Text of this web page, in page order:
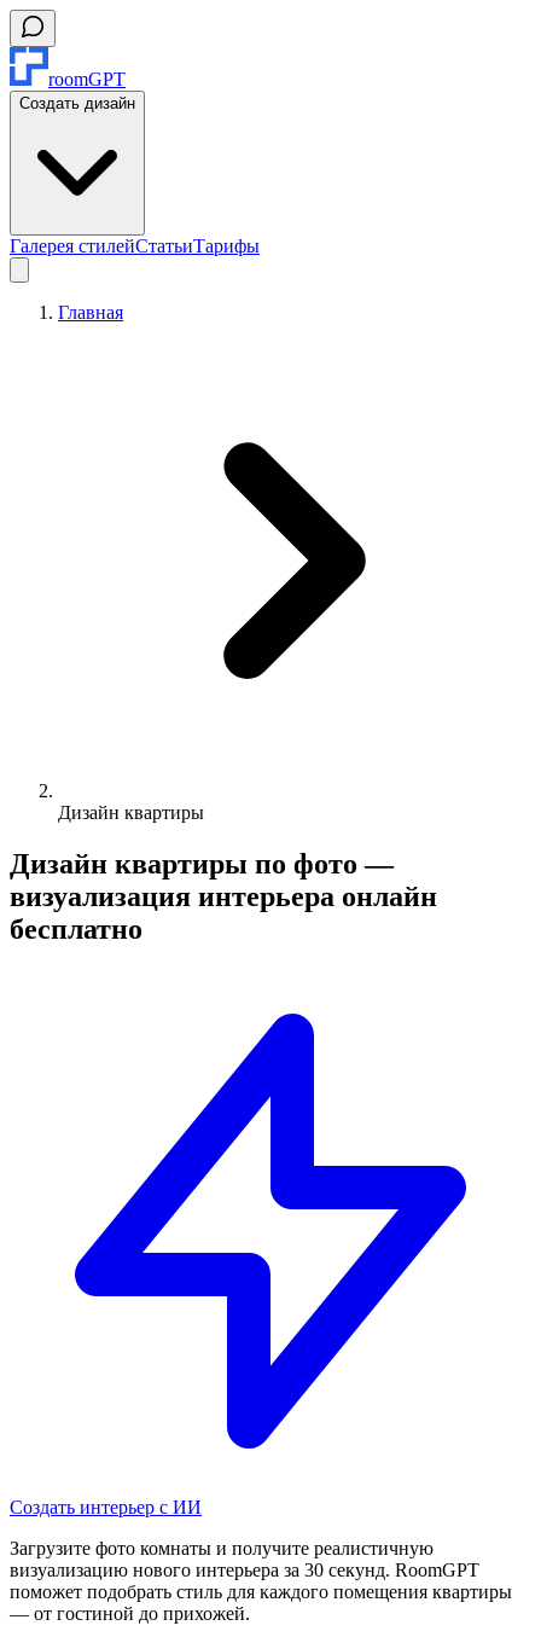
roomGPT
Создать дизайн
Галерея стилейСтатьиТарифы
Главная
Дизайн квартиры
Дизайн квартиры по фото —
визуализация интерьера онлайн
бесплатно
Создать интерьер с ИИ
Загрузите фото комнаты и получите реалистичную
визуализацию нового интерьера за 30 секунд. RoomGPT
поможет подобрать стиль для каждого помещения квартиры
— от гостиной до прихожей.